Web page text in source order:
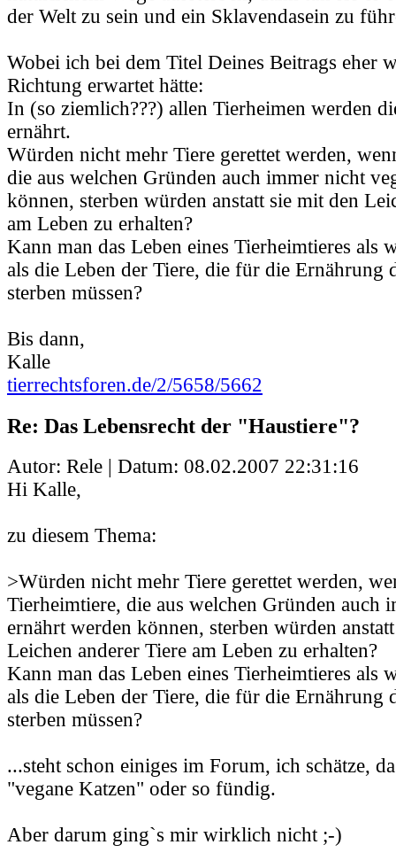
der Welt zu sein und ein Sklavendasein zu
Wobei ich bei dem Titel Deines Beitrags eher
Richtung erwartet hätte:
In (so ziemlich???) allen Tierheimen werden
ernährt.
Würden nicht mehr Tiere gerettet werden,
die aus welchen Gründen auch immer nicht
können, sterben würden anstatt sie mit den
am Leben zu erhalten?
Kann man das Leben eines Tierheimtieres als
als die Leben der Tiere, die für die Ernährung
sterben müssen?
Bis dann,
Kalle
tierrechtsforen.de/2/5658/5662
Re: Das Lebensrecht der "Haustiere"?
Autor: Rele | Datum: 08.02.2007 22:31:16
Hi Kalle,
zu diesem Thema:
>Würden nicht mehr Tiere gerettet werden,
Tierheimtiere, die aus welchen Gründen auch
ernährt werden können, sterben würden
Leichen anderer Tiere am Leben zu erhalten?
Kann man das Leben eines Tierheimtieres als
als die Leben der Tiere, die für die Ernährung
sterben müssen?
...steht schon einiges im Forum, ich schätze,
"vegane Katzen" oder so fündig.
Aber darum ging`s mir wirklich nicht ;-)